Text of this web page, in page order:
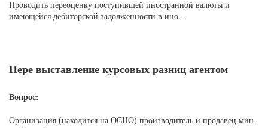
Проводить переоценку поступившей иностранной валюты и
имеющейся дебиторской задолженности в ино...
Пере выставление курсовых разниц агентом
Вопрос:
Организация (находится на ОСНО) производитель и продавец мин.